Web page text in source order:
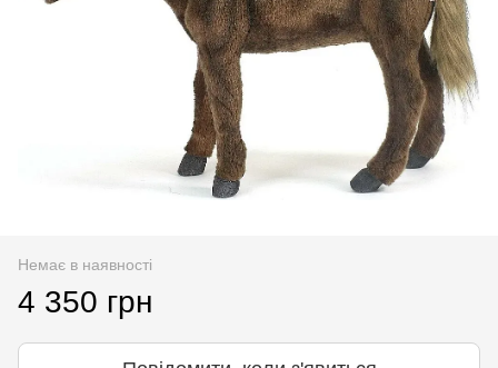
Немає в наявності
4 350 грн